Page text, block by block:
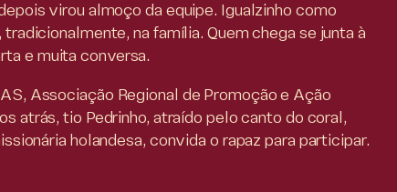
virou almoço da equipe. Igualzinho como
na família. Quem chega se junta à
e muita conversa.
Associação Regional de Promoção e Ação
atrás, tio Pedrinho, atraído pelo canto do coral,
holandesa, convida o rapaz para participar.